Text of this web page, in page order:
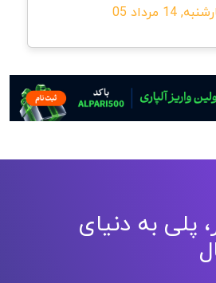
14 مرداد 05
پلی به دنیای